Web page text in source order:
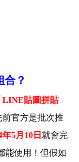
？
LINE貼圖拼貼
前官方是批次推
年5月10日 就會完
能使用！但假如